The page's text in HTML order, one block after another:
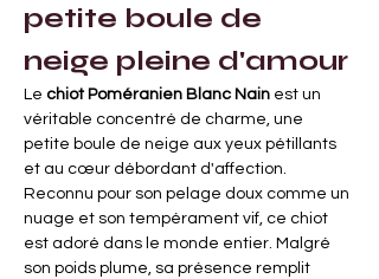
petite boule de
neige pleine d'amour
Le chiot Poméranien Blanc Nain est un
véritable concentré de charme, une
petite boule de neige aux yeux pétillants
et au cœur débordant d'affection.
Reconnu pour son pelage doux comme un
nuage et son tempérament vif, ce chiot
est adoré dans le monde entier. Malgré
son poids plume, sa présence remplit